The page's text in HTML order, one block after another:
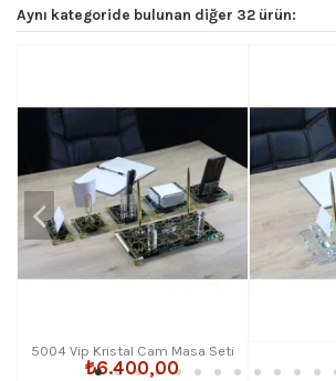
Aynı kategoride bulunan diğer 32 ürün:
5004 Vip Kristal Cam Masa Seti
₺6.400,00